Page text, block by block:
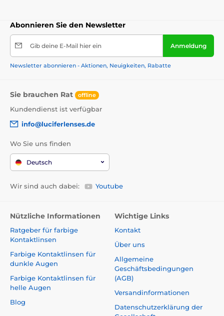
Abonnieren Sie den Newsletter
Gib deine E-Mail hier ein Anmeldung
Newsletter abonnieren - Aktionen, Neuigkeiten, Rabatte
Sie brauchen Rat offline
Kundendienst ist verfügbar
info@luciferlenses.de
Wo Sie uns finden
Deutsch
Wir sind auch dabei: Youtube
Nützliche Informationen
Ratgeber für farbige
Kontaktlinsen
Farbige Kontaktlinsen für
dunkle Augen
Farbige Kontaktlinsen für
helle Augen
Blog
Wichtige Links
Kontakt
Über uns
Allgemeine
Geschäftsbedingungen
(AGB)
Versandinformationen
Datenschutzerklärung der